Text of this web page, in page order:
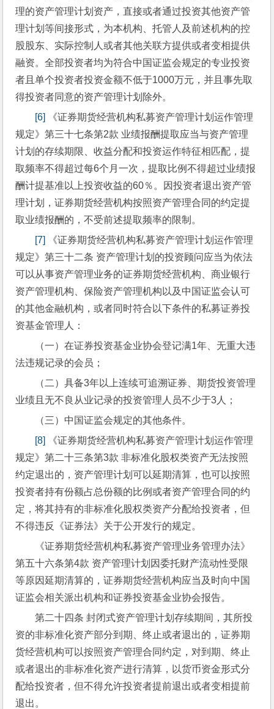
理的资产管理计划资产，直接或者通过投资其他资产管
理计划等间接形式，为本机构、托管人及前述机构的控
股股东、实际控制人或者其他关联方提供或者变相提供
融资。全部投资者均为符合中国证监会规定的专业投资
者且单个投资者投资金额不低于1000万元，并且事先取
得投资者同意的资产管理计划除外。
[6]
《证券期货经营机构私募资产管理计划运作管理
规定》第三十七条第2款 业绩报酬提取应当与资产管理
计划的存续期限、收益分配和投资运作特征相匹配，提
取频率不得超过每6个月一次，提取比例不得超过业绩报
酬计提基准以上投资收益的60％。因投资者退出资产管
理计划，证券期货经营机构按照资产管理合同的约定提
取业绩报酬的，不受前述提取频率的限制。
[7]
《证券期货经营机构私募资产管理计划运作管理
规定》第三十二条 资产管理计划的投资顾问应当为依法
可以从事资产管理业务的证券期货经营机构、商业银行
资产管理机构、保险资产管理机构以及中国证监会认可
的其他金融机构，或者同时符合以下条件的私募证券投
资基金管理人：
（一）在证券投资基金业协会登记满1年、无重大违
法违规记录的会员；
（二）具备3年以上连续可追溯证券、期货投资管理
业绩且无不良从业记录的投资管理人员不少于3人；
（三）中国证监会规定的其他条件。
[8]
《证券期货经营机构私募资产管理计划运作管理
规定》第二十三条第3款 非标准化股权类资产无法按照
约定退出的，资产管理计划可以延期清算，也可以按照
投资者持有份额占总份额的比例或者资产管理合同的约
定，将其持有的非标准化股权类资产分配给投资者，但
不得违反《证券法》关于公开发行的规定。
《证券期货经营机构私募资产管理业务管理办法》
第五十六条第4款 资产管理计划因委托财产流动性受限
等原因延期清算的，证券期货经营机构应当及时向中国
证监会相关派出机构和证券投资基金业协会报告。
第二十四条 封闭式资产管理计划存续期间，其所投
资的非标准化资产部分到期、终止或者退出的，证券期
货经营机构可以按照资产管理合同约定，对到期、终止
或者退出的非标准化资产进行清算，以货币资金形式分
配给投资者，但不得允许投资者提前退出或者变相提前
退出。